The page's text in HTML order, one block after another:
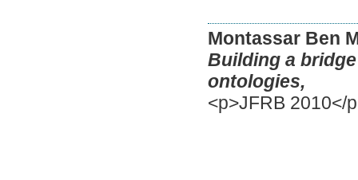
Montassar Ben
Building a
ontologies,
<p>JFRB 2010</